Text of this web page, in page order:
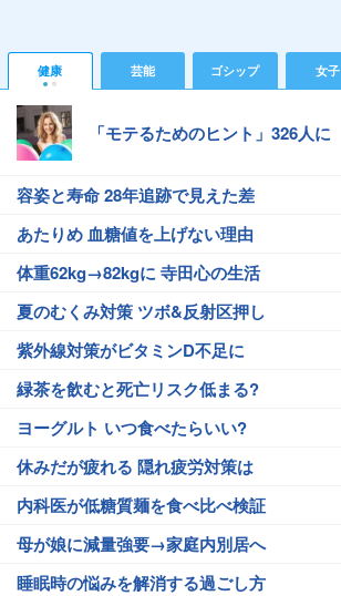
健康 芸能 ゴシップ 女子
「モテるためのヒント」326人に
容姿と寿命 28年追跡で見えた差
あたりめ 血糖値を上げない理由
体重62kg→82kgに 寺田心の生活
夏のむくみ対策 ツボ&反射区押し
紫外線対策がビタミンD不足に
緑茶を飲むと死亡リスク低まる?
ヨーグルト いつ食べたらいい?
休みだが疲れる 隠れ疲労対策は
内科医が低糖質麺を食べ比べ検証
母が娘に減量強要→家庭内別居へ
睡眠時の悩みを解消する過ごし方